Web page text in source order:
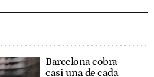
Barcelona cobra
casi una de cada